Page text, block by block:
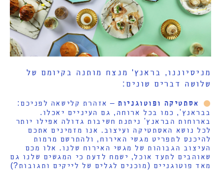
מניסיוננו, בראנץ' מנצח מותנה בקיומם של
שלושה דברים שונים:
אסתטיקה ופוטוגניות – אזהרת קלישאה לפניכם:
בבראנץ', כמו בכל ארוחה, גם העיניים יאכלו.
בארוחות הבראנץ' ניתנת חשיבות גדולה אפילו יותר
לכל נושא האסתטיקה ועיצוב. אנו מזמינים אתכם
להיכנס לתפריט מגשי האירוח, ולהתרשם מרמות
העיצוב הגבוהות של מגשי האירוח שלנו. אלו מכם
שאוהבים לתעד אוכל, ישמח לדעת כי המגשים שלנו גם
מאד פוטוגניים (מוכנים לגלים של לייקים ותגובות?)